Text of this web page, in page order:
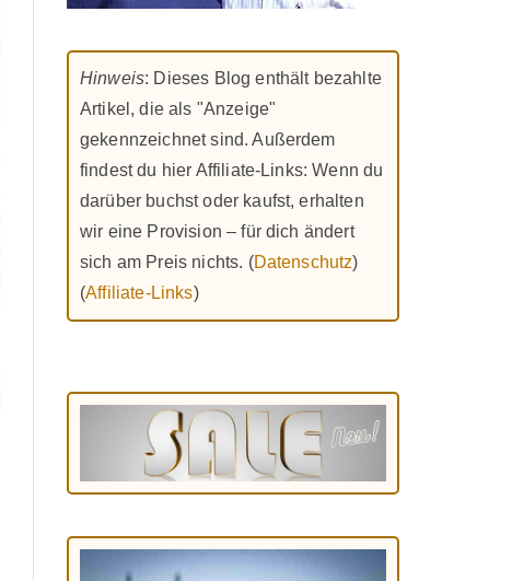
Hinweis: Dieses Blog enthält bezahlte
Artikel, die als "Anzeige"
gekennzeichnet sind. Außerdem
findest du hier Affiliate-Links: Wenn du
darüber buchst oder kaufst, erhalten
wir eine Provision – für dich ändert
sich am Preis nichts. (Datenschutz)
(Affiliate-Links)